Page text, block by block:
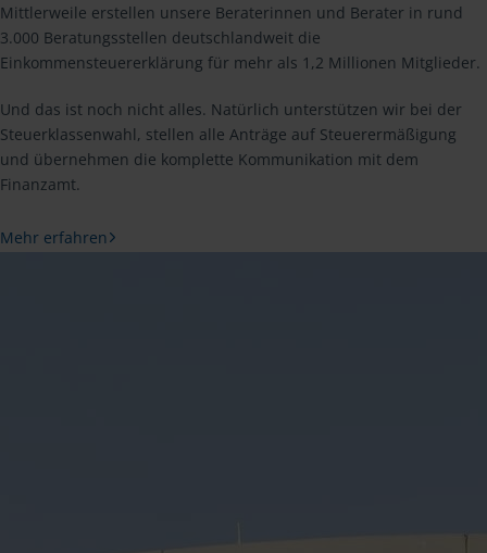
Mittlerweile erstellen unsere Beraterinnen und Berater in rund
3.000 Beratungsstellen deutschlandweit die
Einkommensteuererklärung für mehr als 1,2 Millionen Mitglieder.
Und das ist noch nicht alles. Natürlich unterstützen wir bei der
Steuerklassenwahl, stellen alle Anträge auf Steuerermäßigung
und übernehmen die komplette Kommunikation mit dem
Finanzamt.
Mehr erfahren